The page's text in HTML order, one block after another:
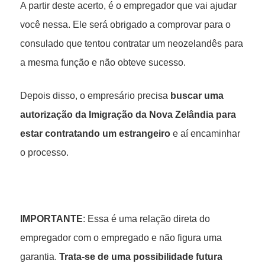
A partir deste acerto, é o empregador que vai ajudar
você nessa. Ele será obrigado a comprovar para o
consulado que tentou contratar um neozelandês para
a mesma função e não obteve sucesso.
Depois disso, o empresário precisa buscar uma
autorização da Imigração da Nova Zelândia para
estar contratando um estrangeiroe aí encaminhar
o processo.
IMPORTANTE: Essa é uma relação direta do
empregador com o empregado e não figura uma
garantia. Trata-se de uma possibilidade futura